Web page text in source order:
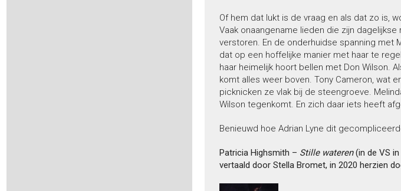
Of hem dat lukt is de vraag en als dat zo is,
Vaak onaangename lieden die zijn
verstoren. En de onderhuidse spanning met
dat op een hoffelijke manier met haar te
haar heimelijk hoort bellen met Don Wilson.
komt alles weer boven. Tony Cameron, wat
picknicken ze vlak bij de steengroeve.
Wilson tegenkomt. En zich daar iets heeft
Benieuwd hoe Adrian Lyne dit
Patricia Highsmith – Stille wateren(in de VS in
vertaald door Stella Bromet, in 2020 herzien